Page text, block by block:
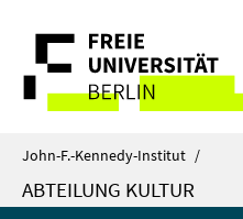
direkt
Inhalt
Service-
Navigation
John-F.-Kennedy-Institut /
ABTEILUNG KULTUR